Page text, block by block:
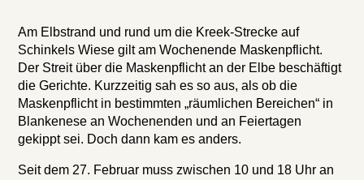
Am Elbstrand und rund um die Kreek-Strecke auf
Schinkels Wiese gilt am Wochenende Maskenpflicht.
Der Streit über die Maskenpflicht an der Elbe beschäftigt
die Gerichte. Kurzzeitig sah es so aus, als ob die
Maskenpflicht in bestimmten „räumlichen Bereichen“ in
Blankenese an Wochenenden und an Feiertagen
gekippt sei. Doch dann kam es anders.
Seit dem 27. Februar muss zwischen 10 und 18 Uhr an